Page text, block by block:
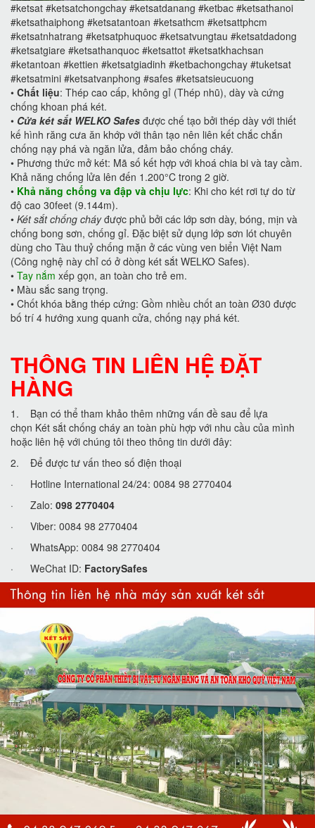
#ketsat #ketsatchongchay #ketsatdanang #ketbac #ketsathanoi
#ketsathaiphong #ketsatantoan #ketsathcm #ketsattphcm
#ketsatnhatrang #ketsatphuquoc #ketsatvungtau #ketsatdadong
#ketsatgiare #ketsathanquoc #ketsattot #ketsatkhachsan
#ketantoan #kettien #ketsatgiadinh #ketbachongchay #tuketsat
#ketsatmini #ketsatvanphong #safes #ketsatsieucuong
• Chất liệu: Thép cao cấp, không gỉ (Thép nhũ), dày và cứng
chống khoan phá két.
• Cửa két sắt WELKO Safes được chế tạo bởi thép dày với thiết
kế hình răng cưa ăn khớp với thân tạo nên liên kết chắc chắn
chống nạy phá và ngăn lửa, đảm bảo chống cháy.
• Phương thức mở két: Mã số kết hợp với khoá chia bi và tay cầm.
Khả năng chống lửa lên đến 1.200°C trong 2 giờ.
• Khả năng chống va đập và chịu lực: Khi cho két rơi tự do từ
độ cao 30feet (9.144m).
• Két sắt chống cháyđược phủ bởi các lớp sơn dày, bóng, mịn và
chống bong sơn, chống gỉ. Đặc biệt sử dụng lớp sơn lót chuyên
dùng cho Tàu thuỷ chống mặn ở các vùng ven biển Việt Nam
(Công nghệ này chỉ có ở dòng két sắt WELKO Safes).
• Tay nắm xếp gọn, an toàn cho trẻ em.
• Màu sắc sang trọng.
• Chốt khóa bằng thép cứng: Gồm nhiều chốt an toàn Ø30 được
bố trí 4 hướng xung quanh cửa, chống nạy phá két.
THÔNG TIN LIÊN HỆ ĐẶT
HÀNG
1. Bạn có thể tham khảo thêm những vấn đề sau để lựa
chọn Két sắt chống cháy an toàn phù hợp với nhu cầu của mình
hoặc liên hệ với chúng tôi theo thông tin dưới đây:
2. Để được tư vấn theo số điện thoại
· Hotline International 24/24: 0084 98 2770404
· Zalo: 098 2770404
· Viber: 0084 98 2770404
· WhatsApp: 0084 98 2770404
· WeChat ID: FactorySafes